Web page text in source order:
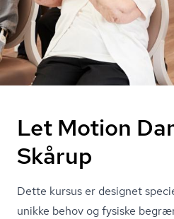
Let Motion
Skårup
Dette kursus er designet
unikke behov og fysiske